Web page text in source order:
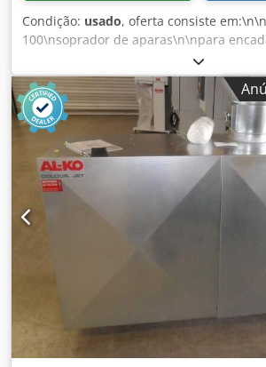
Condição: usado, oferta consiste
100\nsoprador de aparas\n\npara
diâmetro da sucção: 100mm\n-
865 m³/h\n- diferencial de pressão:
do motor: 0,75 kW\n- superfície do filtro:
capacidade de enchimento: 90 litros\n-
G\n- nível máximo de ruído: 81
organizar os seguintes
carregamento, transporte (por navio ou
desembaraço aduaneiro. Dsdpfx Asw